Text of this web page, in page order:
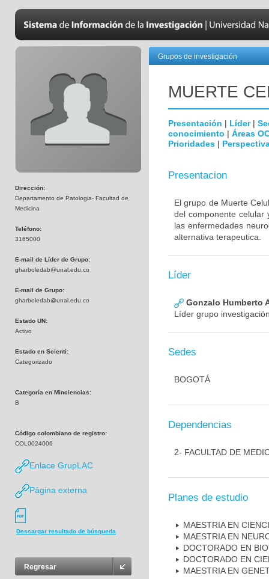
Dirección:
Departamento de Patologia- Facultad de
Medicina
Teléfono:
3165000
E-mail de Líder de Grupo:
gharboledab@unal.edu.co
E-mail de Grupo:
gharboledab@unal.edu.co
Estado UN:
Activo
Estado en Scienti:
Categorizado
Categoría en Minciencias:
B
Código colombiano de registro:
COL0024006
Enlace GrupLAC
Página externa
Descargar resultado de búsqueda
Regresar
Grupos de investigación
MUERTE
Presentación | Líder|
conocimiento | Áreas
Prioridades |
Presentacion
El grupo de Muerte
del componente celular
las enfermedades
alternativa terapeutica.
Líder
Gonzalo Humberto
Líder grupo
Sedes
BOGOTÁ
Dependencias
2- FACULTAD DE
Planes de estudio
MAESTRIA EN
MAESTRIA EN
DOCTORADO EN
DOCTORADO EN
MAESTRIA EN